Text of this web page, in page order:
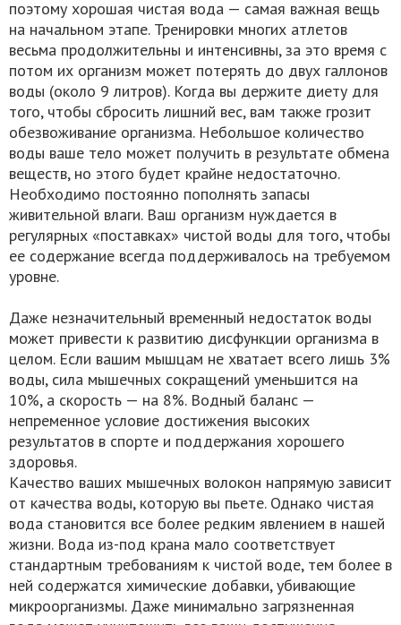
поэтому хорошая чистая вода — самая важная вещь
на начальном этапе. Тренировки многих атлетов
весьма продолжительны и интенсивны, за это время с
потом их организм может потерять до двух галлонов
воды (около 9 литров). Когда вы держите диету для
того, чтобы сбросить лишний вес, вам также грозит
обезвоживание организма. Небольшое количество
воды ваше тело может получить в результате обмена
веществ, но этого будет крайне недостаточно.
Необходимо постоянно пополнять запасы
живительной влаги. Ваш организм нуждается в
регулярных «поставках» чистой воды для того, чтобы
ее содержание всегда поддерживалось на требуемом
уровне.
Даже незначительный временный недостаток воды
может привести к развитию дисфункции организма в
целом. Если вашим мышцам не хватает всего лишь 3%
воды, сила мышечных сокращений уменьшится на
10%, а скорость — на 8%. Водный баланс —
непременное условие достижения высоких
результатов в спорте и поддержания хорошего
здоровья.
Качество ваших мышечных волокон напрямую зависит
от качества воды, которую вы пьете. Однако чистая
вода становится все более редким явлением в нашей
жизни. Вода из-под крана мало соответствует
стандартным требованиям к чистой воде, тем более в
ней содержатся химические добавки, убивающие
микроорганизмы. Даже минимально загрязненная